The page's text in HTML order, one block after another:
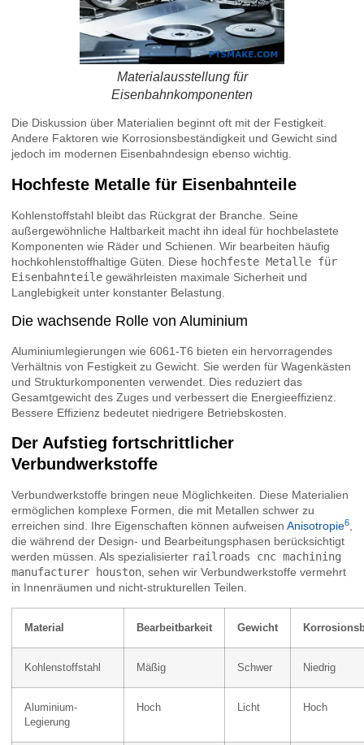
Materialausstellung für
Eisenbahnkomponenten
Die Diskussion über Materialien beginnt oft mit der Festigkeit.
Andere Faktoren wie Korrosionsbeständigkeit und Gewicht sind
jedoch im modernen Eisenbahndesign ebenso wichtig.
Hochfeste Metalle für Eisenbahnteile
Kohlenstoffstahl bleibt das Rückgrat der Branche. Seine
außergewöhnliche Haltbarkeit macht ihn ideal für hochbelastete
Komponenten wie Räder und Schienen. Wir bearbeiten häufig
hochkohlenstoffhaltige Güten. Diese hochfeste Metalle für
Eisenbahnteile gewährleisten maximale Sicherheit und
Langlebigkeit unter konstanter Belastung.
Die wachsende Rolle von Aluminium
Aluminiumlegierungen wie 6061-T6 bieten ein hervorragendes
Verhältnis von Festigkeit zu Gewicht. Sie werden für Wagenkästen
und Strukturkomponenten verwendet. Dies reduziert das
Gesamtgewicht des Zuges und verbessert die Energieeffizienz.
Bessere Effizienz bedeutet niedrigere Betriebskosten.
Der Aufstieg fortschrittlicher
Verbundwerkstoffe
Verbundwerkstoffe bringen neue Möglichkeiten. Diese Materialien
ermöglichen komplexe Formen, die mit Metallen schwer zu
erreichen sind. Ihre Eigenschaften können aufweisen Anisotropie6,
die während der Design- und Bearbeitungsphasen berücksichtigt
werden müssen. Als spezialisierter railroads cnc machining
manufacturer houston, sehen wir Verbundwerkstoffe vermehrt
in Innenräumen und nicht-strukturellen Teilen.
Material Bearbeitbarkeit Gewicht
Kohlenstoffstahl Mäßig Schwer Niedrig
Aluminium-
Legierung
Hoch Licht Hoch